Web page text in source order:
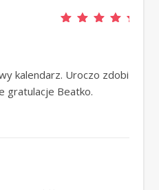
kalendarz. Uroczo zdobi
gratulacje Beatko.